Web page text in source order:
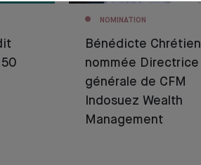
NOMINATION
Bénédicte Chrétien
nommée Directrice
générale de CFM
Indosuez Wealth
Management